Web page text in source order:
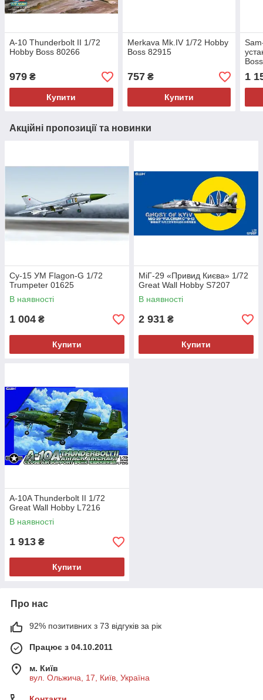
A-10 Thunderbolt II 1/72
Hobby Boss 80266
979 ₴
Купити
Merkava Mk.IV 1/72 Hobby
Boss 82915
757₴
Купити
1
Акційні пропозиції та новинки
Су-15 УМ Flagon-G 1/72
Trumpeter 01625
В наявності
1 004 ₴
Купити
МіГ-29 «Привид Києва» 1/72
Great Wall Hobby S7207
В наявності
2 931 ₴
Купити
A-10A Thunderbolt II 1/72
Great Wall Hobby L7216
В наявності
1 913 ₴
Купити
Про нас
92% позитивних з 73 відгуків за рік
Працює з 04.10.2011
м. Київ
вул. Ольжича, 17, Київ, Україна